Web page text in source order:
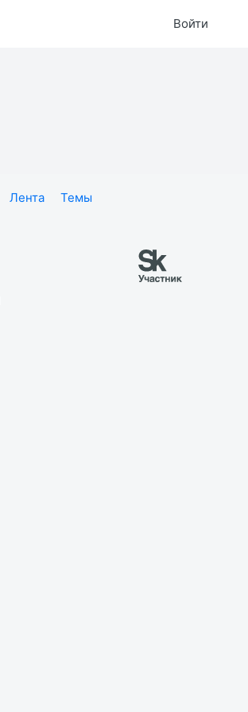
Войти
Лента
Темы